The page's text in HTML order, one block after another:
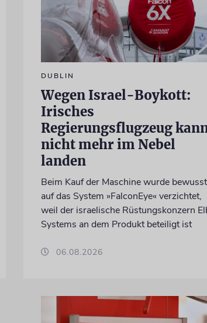
DUBLIN
Wegen Israel-Boykott:
Irisches
Regierungsflugzeug
nicht mehr im Nebel
landen
Beim Kauf der Maschine wurde bewusst
auf das System »FalconEye« verzichtet,
weil der israelische Rüstungskonzern
Systems an dem Produkt beteiligt ist
06.08.2026